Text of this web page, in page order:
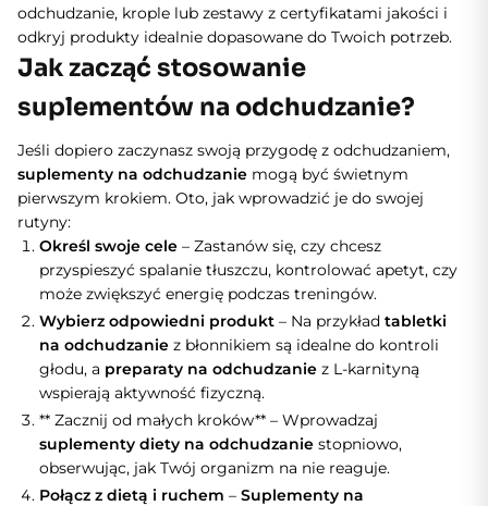
odchudzanie, krople lub zestawy z certyfikatami jakości i
odkryj produkty idealnie dopasowane do Twoich potrzeb.
Jak zacząć stosowanie
suplementów na odchudzanie?
Jeśli dopiero zaczynasz swoją przygodę z odchudzaniem,
suplementy na odchudzanie mogą być świetnym
pierwszym krokiem. Oto, jak wprowadzić je do swojej
rutyny:
Określ swoje cele – Zastanów się, czy chcesz
przyspieszyć spalanie tłuszczu, kontrolować apetyt, czy
może zwiększyć energię podczas treningów.
Wybierz odpowiedni produkt – Na przykład tabletki
na odchudzanie z błonnikiem są idealne do kontroli
głodu, a preparaty na odchudzanie z L-karnityną
wspierają aktywność fizyczną.
** Zacznij od małych kroków** – Wprowadzaj
suplementy diety na odchudzanie stopniowo,
obserwując, jak Twój organizm na nie reaguje.
Połącz z dietą i ruchem – Suplementy na